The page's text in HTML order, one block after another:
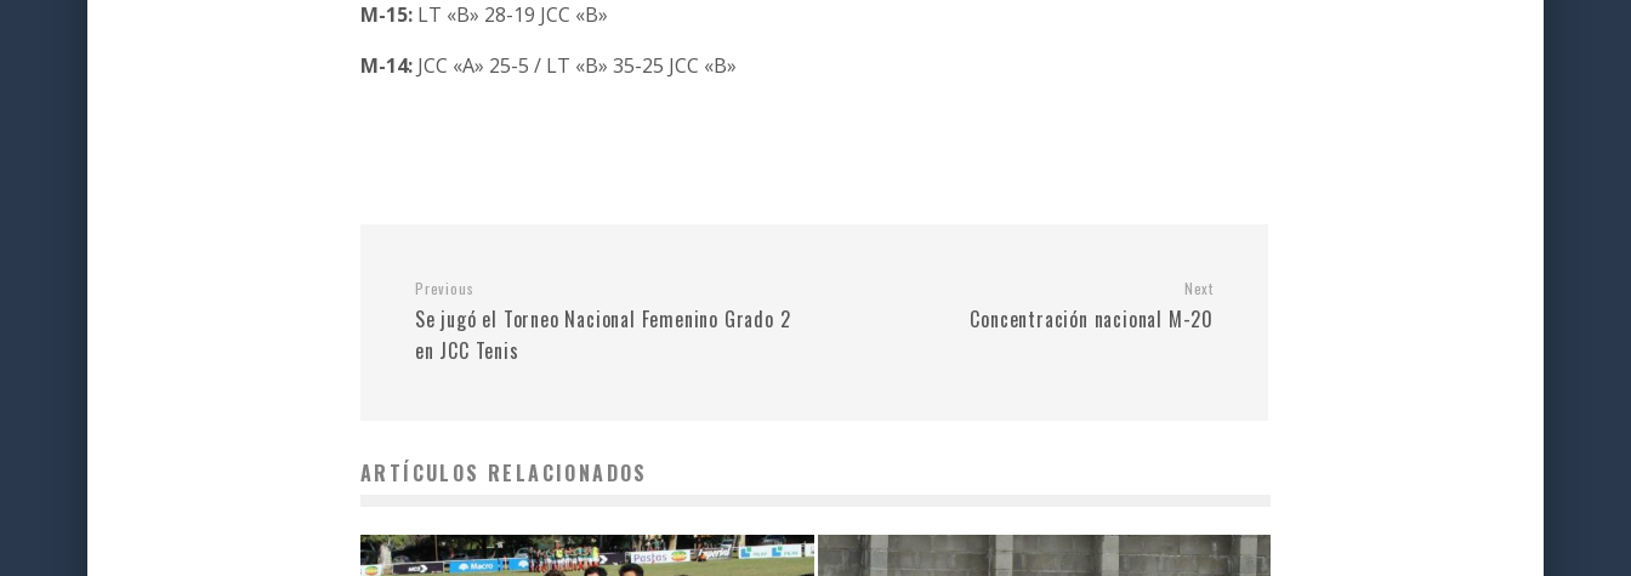
M-15: LT «B» 28-19 JCC «B»
M-14: JCC «A» 25-5 / LT «B» 35-25 JCC «B»
Previous
Se jugó el Torneo Nacional Femenino Grado 2
en JCC Tenis
Next
Concentración nacional M-20
ARTÍCULOS RELACIONADOS